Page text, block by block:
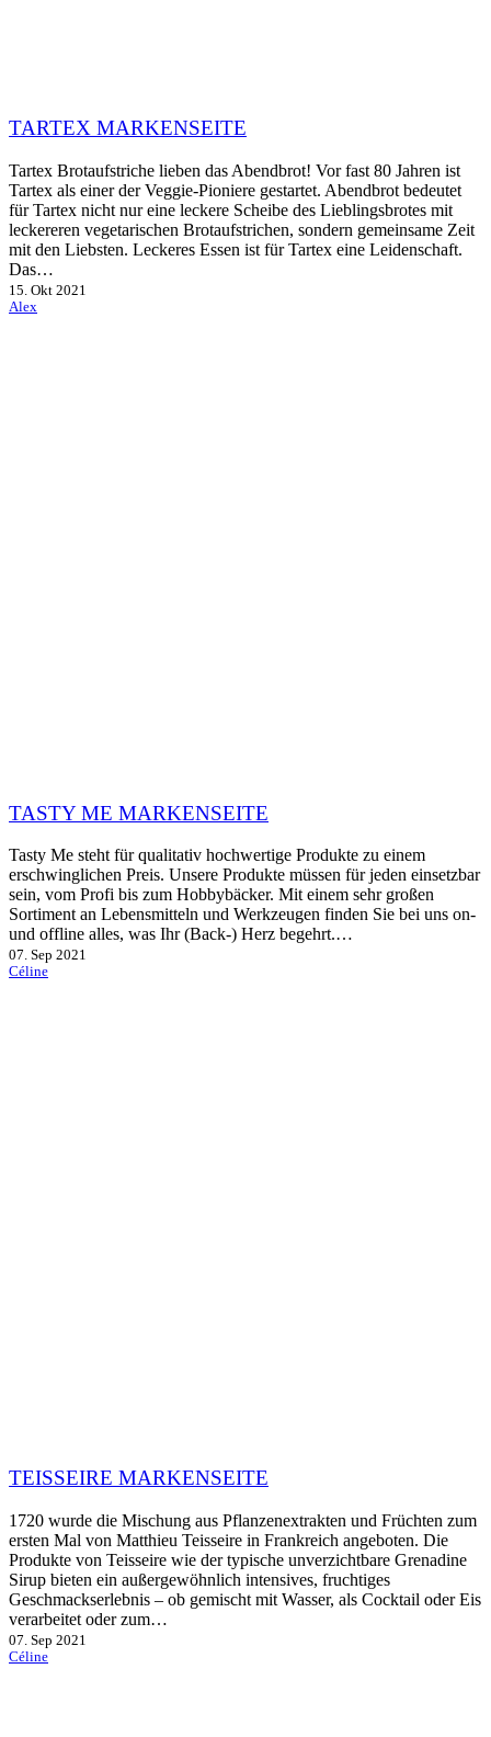
TARTEX MARKENSEITE
Tartex Brotaufstriche lieben das Abendbrot! Vor fast 80 Jahren ist
Tartex als einer der Veggie-Pioniere gestartet. Abendbrot bedeutet
für Tartex nicht nur eine leckere Scheibe des Lieblingsbrotes mit
leckereren vegetarischen Brotaufstrichen, sondern gemeinsame Zeit
mit den Liebsten. Leckeres Essen ist für Tartex eine Leidenschaft.
Das…
15. Okt 2021
Alex
TASTY ME MARKENSEITE
Tasty Me steht für qualitativ hochwertige Produkte zu einem
erschwinglichen Preis. Unsere Produkte müssen für jeden einsetzbar
sein, vom Profi bis zum Hobbybäcker. Mit einem sehr großen
Sortiment an Lebensmitteln und Werkzeugen finden Sie bei uns on-
und offline alles, was Ihr (Back-) Herz begehrt.…
07. Sep 2021
Céline
TEISSEIRE MARKENSEITE
1720 wurde die Mischung aus Pflanzenextrakten und Früchten zum
ersten Mal von Matthieu Teisseire in Frankreich angeboten. Die
Produkte von Teisseire wie der typische unverzichtbare Grenadine
Sirup bieten ein außergewöhnlich intensives, fruchtiges
Geschmackserlebnis – ob gemischt mit Wasser, als Cocktail oder Eis
verarbeitet oder zum…
07. Sep 2021
Céline